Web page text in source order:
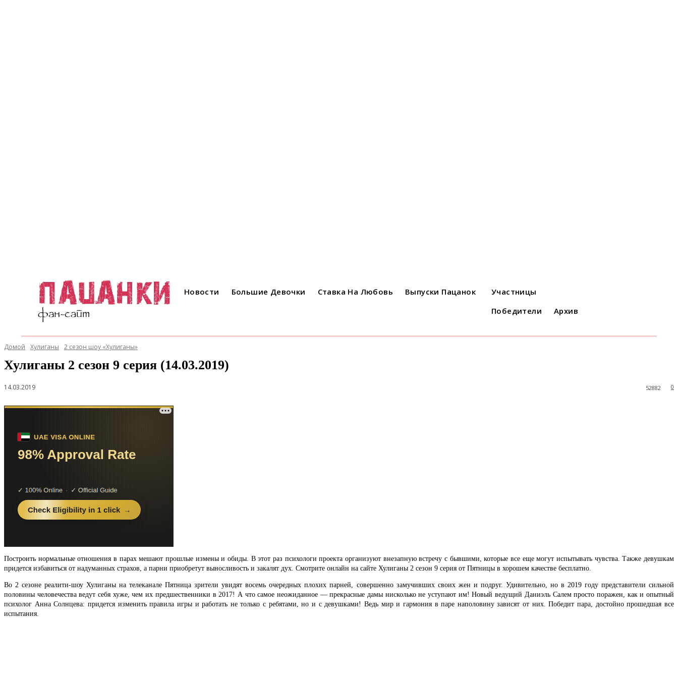
Новости Большие Девочки Ставка На Любовь Выпуски Пацанок
Участницы
Победители
Архив
Домой Хулиганы 2 сезон шоу «Хулиганы»
Хулиганы 2 сезон 9 серия (14.03.2019)
14.03.2019 0
52882
Построить нормальные отношения в парах мешают прошлые измены и обиды. В этот раз психологи проекта организуют внезапную встречу с бывшими, которые все еще могут испытывать чувства. Также девушкам
придется избавиться от надуманных страхов, а парни приобретут выносливость и закалят дух. Смотрите онлайн на сайте Хулиганы 2 сезон 9 серия от Пятницы в хорошем качестве бесплатно.
Во 2 сезоне реалити-шоу Хулиганы на телеканале Пятница зрители увидят восемь очередных плохих парней, совершенно замучивших своих жен и подруг. Удивительно, но в 2019 году представители сильной
половины человечества ведут себя хуже, чем их предшественники в 2017! А что самое неожиданное — прекрасные дамы нисколько не уступают им! Новый ведущий Даниэль Салем просто поражен, как и опытный
психолог Анна Солнцева: придется изменить правила игры и работать не только с ребятами, но и с девушками! Ведь мир и гармония в паре наполовину зависят от них. Победит пара, достойно прошедшая все
испытания.